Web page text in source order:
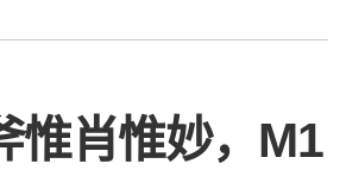
惟肖惟妙，M1